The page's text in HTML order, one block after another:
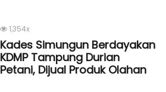
1,354x
Kades Simungun Berdayakan
KDMP Tampung Durian
Petani, Dijual Produk Olahan